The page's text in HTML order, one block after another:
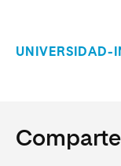
UNIVERSIDAD-